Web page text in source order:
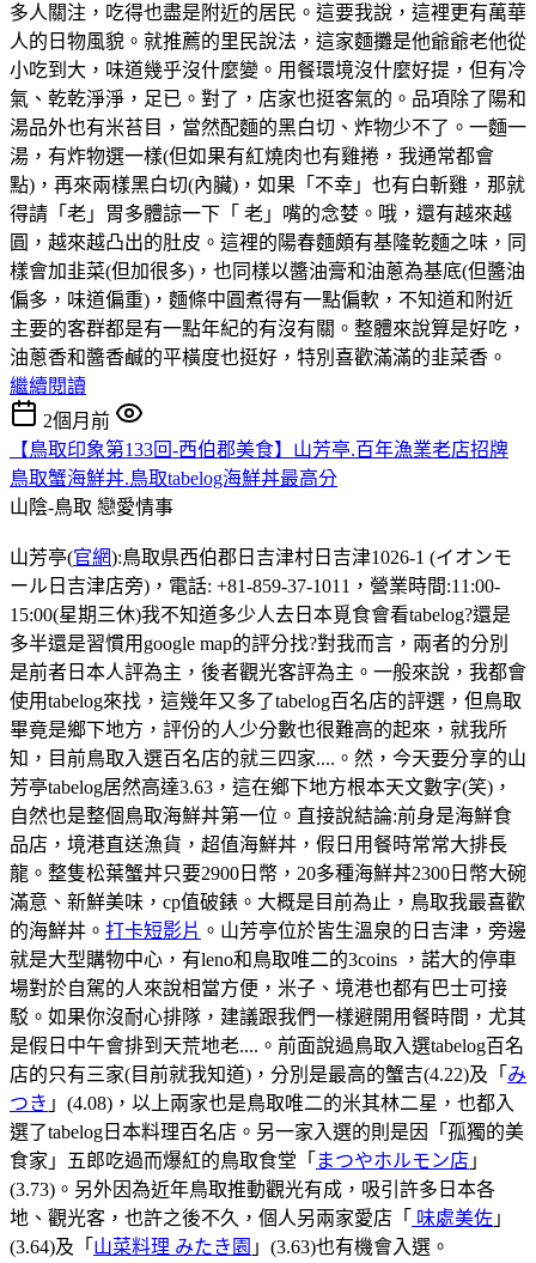
多人關注，吃得也盡是附近的居民。這要我說，這裡更有萬華
人的日物風貌。就推薦的里民說法，這家麵攤是他爺爺老他從
小吃到大，味道幾乎沒什麼變。用餐環境沒什麼好提，但有冷
氣、乾乾淨淨，足已。對了，店家也挺客氣的。品項除了陽和
湯品外也有米苔目，當然配麵的黑白切、炸物少不了。一麵一
湯，有炸物選一樣(但如果有紅燒肉也有雞捲，我通常都會
點)，再來兩樣黑白切(內臟)，如果「不幸」也有白斬雞，那就
得請「老」胃多體諒一下「 老」嘴的念婪。哦，還有越來越
圓，越來越凸出的肚皮。這裡的陽春麵頗有基隆乾麵之味，同
樣會加韭菜(但加很多)，也同樣以醬油膏和油蔥為基底(但醬油
偏多，味道偏重)，麵條中圓煮得有一點偏軟，不知道和附近
主要的客群都是有一點年紀的有沒有關。整體來說算是好吃，
油蔥香和醬香鹹的平橫度也挺好，特別喜歡滿滿的韭菜香。
繼續閱讀
2個月前
【鳥取印象第133回-西伯郡美食】山芳亭.百年漁業老店招牌
鳥取蟹海鮮丼.鳥取tabelog海鮮丼最高分
山陰-鳥取 戀愛情事
山芳亭(官網):鳥取県西伯郡日吉津村日吉津1026-1 (イオンモ
ール日吉津店旁)，電話: +81-859-37-1011，營業時間:11:00-
15:00(星期三休)我不知道多少人去日本覓食會看tabelog?還是
多半還是習慣用google map的評分找?對我而言，兩者的分別
是前者日本人評為主，後者觀光客評為主。一般來說，我都會
使用tabelog來找，這幾年又多了tabelog百名店的評選，但鳥取
畢竟是鄉下地方，評份的人少分數也很難高的起來，就我所
知，目前鳥取入選百名店的就三四家....。然，今天要分享的山
芳亭tabelog居然高達3.63，這在鄉下地方根本天文數字(笑)，
自然也是整個鳥取海鮮丼第一位。直接說結論:前身是海鮮食
品店，境港直送漁貨，超值海鮮丼，假日用餐時常常大排長
龍。整隻松葉蟹丼只要2900日幣，20多種海鮮丼2300日幣大碗
滿意、新鮮美味，cp值破錶。大概是目前為止，鳥取我最喜歡
的海鮮丼。 打卡短影片 。山芳亭位於皆生溫泉的日吉津，旁邊
就是大型購物中心，有leno和鳥取唯二的3coins ，諾大的停車
場對於自駕的人來說相當方便，米子、境港也都有巴士可接
駁。如果你沒耐心排隊，建議跟我們一樣避開用餐時間，尤其
是假日中午會排到天荒地老....。前面說過鳥取入選tabelog百名
店的只有三家(目前就我知道)，分別是最高的蟹吉(4.22)及「 み
つき 」(4.08)，以上兩家也是鳥取唯二的米其林二星，也都入
選了tabelog日本料理百名店。另一家入選的則是因「孤獨的美
食家」五郎吃過而爆紅的鳥取食堂「 まつやホルモン店 」
(3.73)。另外因為近年鳥取推動觀光有成，吸引許多日本各
地、觀光客，也許之後不久，個人另兩家愛店「 味處美佐 」
(3.64)及「 山菜料理 みたき園 」(3.63)也有機會入選。